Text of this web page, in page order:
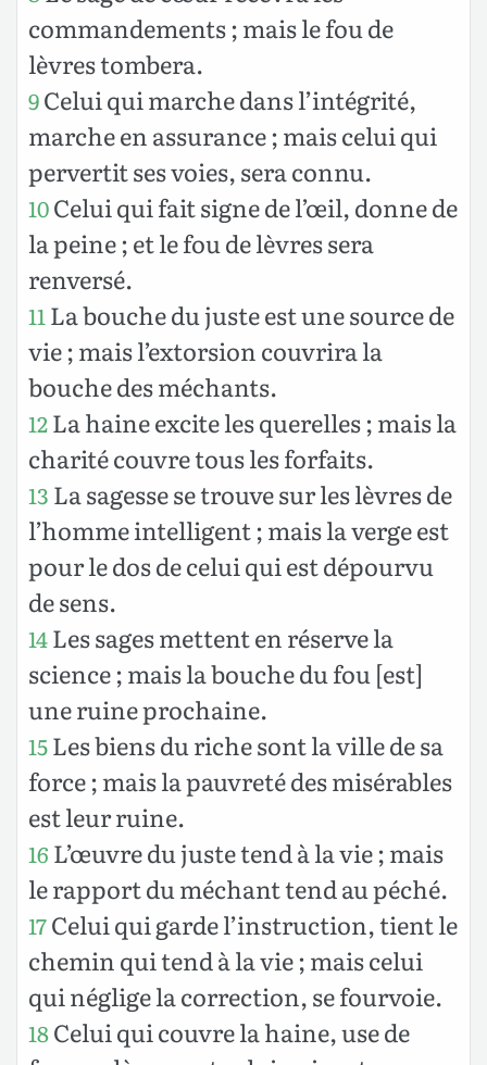
commandements ; mais le fou de
lèvres tombera.
9Celui qui marche dans l’intégrité,
marche en assurance ; mais celui qui
pervertit ses voies, sera connu.
10Celui qui fait signe de l’œil, donne de
la peine ; et le fou de lèvres sera
renversé.
11 La bouche du juste est une source de
vie ; mais l’extorsion couvrira la
bouche des méchants.
12La haine excite les querelles ; mais la
charité couvre tous les forfaits.
13 La sagesse se trouve sur les lèvres de
l’homme intelligent ; mais la verge est
pour le dos de celui qui est dépourvu
de sens.
14Les sages mettent en réserve la
science ; mais la bouche du fou [est]
une ruine prochaine.
15Les biens du riche sont la ville de sa
force ; mais la pauvreté des misérables
est leur ruine.
16 L’œuvre du juste tend à la vie ; mais
le rapport du méchant tend au péché.
17Celui qui garde l’instruction, tient le
chemin qui tend à la vie ; mais celui
qui néglige la correction, se fourvoie.
18Celui qui couvre la haine, use de